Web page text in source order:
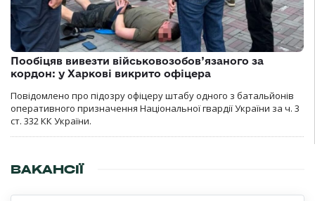
Пообіцяв вивезти військовозобов’язаного за
кордон: у Харкові викрито офіцера
Повідомлено про підозру офіцеру штабу одного з батальйонів
оперативного призначення Національної гвардії України за ч. 3
ст. 332 КК України.
ВАКАНСІЇ